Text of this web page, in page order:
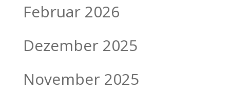
Februar 2026
Dezember 2025
November 2025